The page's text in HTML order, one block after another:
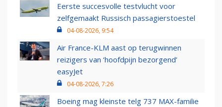
Eerste succesvolle testvlucht voor
zelfgemaakt Russisch passagierstoestel
04-08-2026, 9:54
Air France-KLM aast op terugwinnen
reizigers van ‘hoofdpijn bezorgend’
easyJet
04-08-2026, 7:26
Boeing mag kleinste telg 737 MAX-familie